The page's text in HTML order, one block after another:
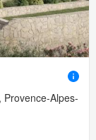
Alpes-